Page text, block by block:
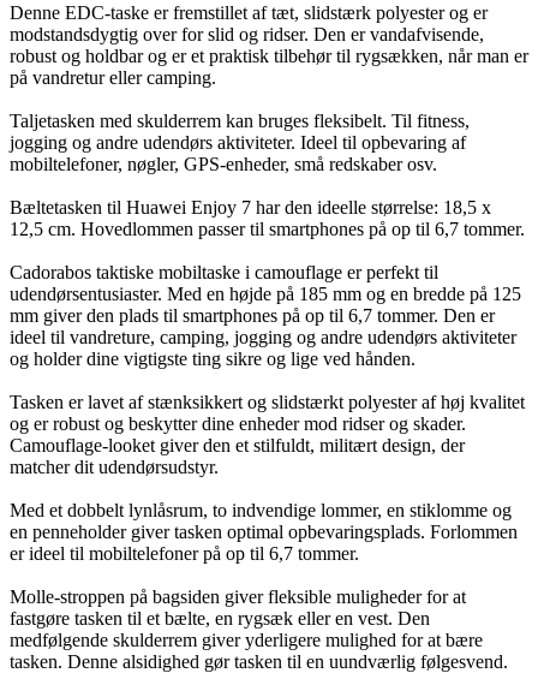
Denne EDC-taske er fremstillet af tæt, slidstærk polyester og er
modstandsdygtig over for slid og ridser. Den er vandafvisende,
robust og holdbar og er et praktisk tilbehør til rygsækken, når man er
på vandretur eller camping.
Taljetasken med skulderrem kan bruges fleksibelt. Til fitness,
jogging og andre udendørs aktiviteter. Ideel til opbevaring af
mobiltelefoner, nøgler, GPS-enheder, små redskaber osv.
Bæltetasken til Huawei Enjoy 7 har den ideelle størrelse: 18,5 x
12,5 cm. Hovedlommen passer til smartphones på op til 6,7 tommer.
Cadorabos taktiske mobiltaske i camouflage er perfekt til
udendørsentusiaster. Med en højde på 185 mm og en bredde på 125
mm giver den plads til smartphones på op til 6,7 tommer. Den er
ideel til vandreture, camping, jogging og andre udendørs aktiviteter
og holder dine vigtigste ting sikre og lige ved hånden.
Tasken er lavet af stænksikkert og slidstærkt polyester af høj kvalitet
og er robust og beskytter dine enheder mod ridser og skader.
Camouflage-looket giver den et stilfuldt, militært design, der
matcher dit udendørsudstyr.
Med et dobbelt lynlåsrum, to indvendige lommer, en stiklomme og
en penneholder giver tasken optimal opbevaringsplads. Forlommen
er ideel til mobiltelefoner på op til 6,7 tommer.
Molle-stroppen på bagsiden giver fleksible muligheder for at
fastgøre tasken til et bælte, en rygsæk eller en vest. Den
medfølgende skulderrem giver yderligere mulighed for at bære
tasken. Denne alsidighed gør tasken til en uundværlig følgesvend.